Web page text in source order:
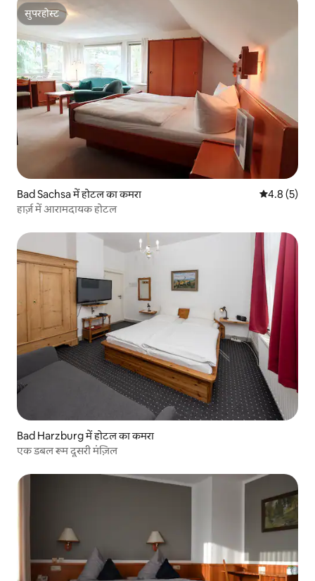
सुपरहोस्ट
सुपरहोस्ट
Bad Sachsa में होटल का कमरा औसत रेटिंग 5
4.8 (5)
हार्ज़ में आरामदायक होटल
Bad Harzburg में होटल का कमरा
एक डबल रूम दूसरी मंज़िल